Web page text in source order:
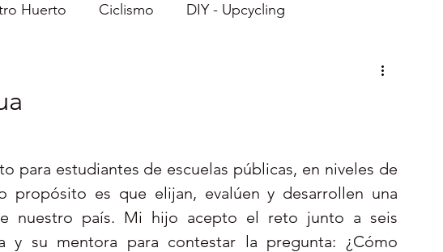
Huerto Ciclismo DIY - Upcycling
para estudiantes de escuelas públicas, en niveles de
propósito es que elijan, evalúen y desarrollen una
nuestro país. Mi hijo acepto el reto junto a seis
y su mentora para contestar la pregunta: ¿Cómo